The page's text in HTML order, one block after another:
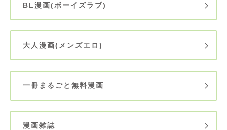
BL漫画(ボーイズラブ)
大人漫画(メンズエロ)
一冊まるごと無料漫画
漫画雑誌